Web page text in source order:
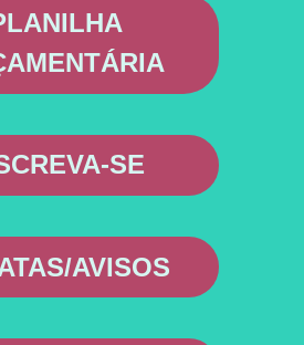
SE
AVISOS